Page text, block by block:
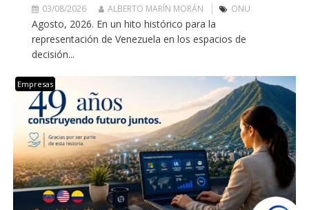
03/08/2026 ALBERTO MARÍN MORÁN ONU
Agosto, 2026. En un hito histórico para la
representación de Venezuela en los espacios de
decisión...
Empresas